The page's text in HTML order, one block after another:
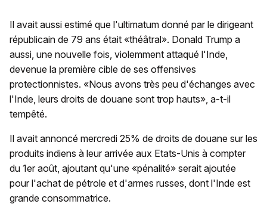
Il avait aussi estimé que l'ultimatum donné par le dirigeant
républicain de 79 ans était «théâtral». Donald Trump a
aussi, une nouvelle fois, violemment attaqué l'Inde,
devenue la première cible de ses offensives
protectionnistes. «Nous avons très peu d'échanges avec
l'Inde, leurs droits de douane sont trop hauts», a-t-il
tempêté.
Il avait annoncé mercredi 25% de droits de douane sur les
produits indiens à leur arrivée aux Etats-Unis à compter
du 1er août, ajoutant qu'une «pénalité» serait ajoutée
pour l'achat de pétrole et d'armes russes, dont l'Inde est
grande consommatrice.